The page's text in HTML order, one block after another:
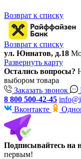
Возврат к списку
Возврат к списку
ул. Юннатов, д.18
Развернуть карту
Остались вопросы?
выбором товара
Заказать звонок
8 800 500-42-45
Вконтакте
Подписывайтесь на
первым!